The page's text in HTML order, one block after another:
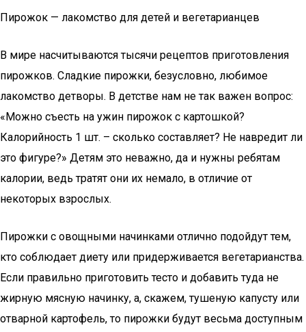
Пирожок — лакомство для детей и вегетарианцев
В мире насчитываются тысячи рецептов приготовления
пирожков. Сладкие пирожки, безусловно, любимое
лакомство детворы. В детстве нам не так важен вопрос:
«Можно съесть на ужин пирожок с картошкой?
Калорийность 1 шт. – сколько составляет? Не навредит ли
это фигуре?» Детям это неважно, да и нужны ребятам
калории, ведь тратят они их немало, в отличие от
некоторых взрослых.
Пирожки с овощными начинками отлично подойдут тем,
кто соблюдает диету или придерживается вегетарианства.
Если правильно приготовить тесто и добавить туда не
жирную мясную начинку, а, скажем, тушеную капусту или
отварной картофель, то пирожки будут весьма доступным